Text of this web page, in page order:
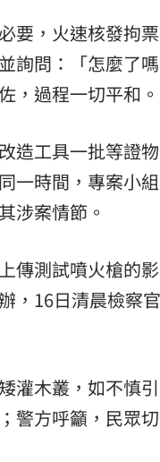
要，火速核發拘
詢問：「怎麼了
，過程一切平和。
造工具一批等證
一時間，專案小
涉案情節。
傳測試噴火槍的
，16日清晨檢察
灌木叢，如不慎
警方呼籲，民眾